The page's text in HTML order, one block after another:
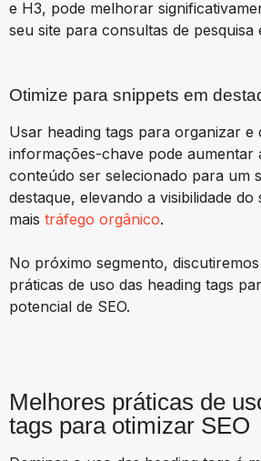
e H3, pode melhorar
seu site para consultas de pesquisa
Otimize para snippets em
Usar heading tags para organizar e
informações-chave pode aumentar
conteúdo ser selecionado para um
destaque, elevando a visibilidade
mais tráfego orgânico.
No próximo segmento,
práticas de uso das heading tags
potencial de SEO.
Melhores práticas de
tags para otimizar SEO